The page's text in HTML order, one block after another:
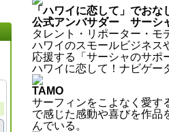
「ハワイに恋して」でおな
公式アンバサダー サーシ
タレント・リポーター・モ
ハワイのスモールビジネス
応援する「サーシャのサポ
ハワイに恋して！ナビゲー
TAMO
サーフィンをこよなく愛す
で感じた感動や喜びを作品
んでいる。